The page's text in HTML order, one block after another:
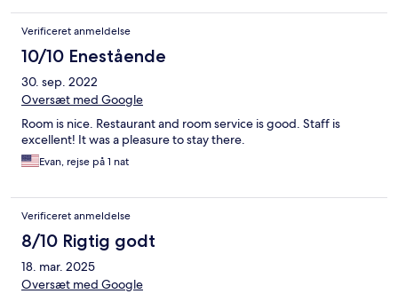
Verificeret anmeldelse
10/10 Enestående
30. sep. 2022
Oversæt med Google
Room is nice. Restaurant and room service is good. Staff is
excellent! It was a pleasure to stay there.
Evan, rejse på 1 nat
Verificeret anmeldelse
8/10 Rigtig godt
18. mar. 2025
Oversæt med Google